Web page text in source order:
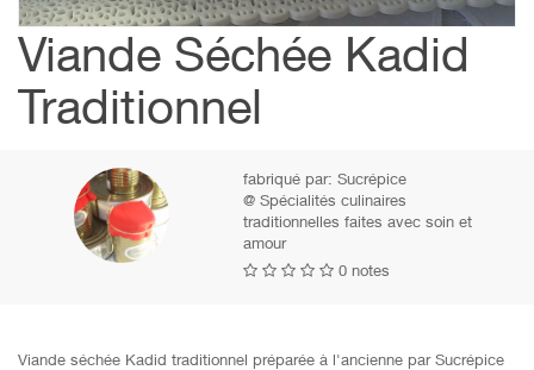
Viande Séchée Kadid
Traditionnel
fabriqué par:Sucrépice
@ Spécialités culinaires
traditionnelles faites avec soin et
amour
0 notes
Viande séchée Kadid traditionnel préparée à l'ancienne par Sucrépice